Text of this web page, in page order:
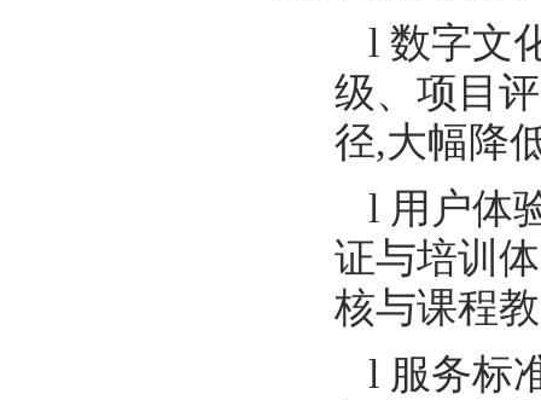
l 数字文
级、项目
径,大幅降
l 用户体
证与培训
核与课程
l 服务标